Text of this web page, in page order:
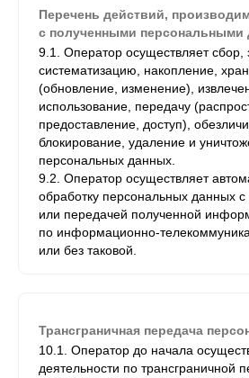
Перечень действий,
с полученными персональными
9.1. Оператор осуществляет сбор,
систематизацию, накопление,
(обновление, изменение),
использование, передачу
предоставление, доступ),
блокирование, удаление и
персональных данных.
9.2. Оператор осуществляет
обработку персональных данных
или передачей полученной
по информационно-
или без таковой.
Трансграничная передача
10.1. Оператор до начала
деятельности по трансграничной